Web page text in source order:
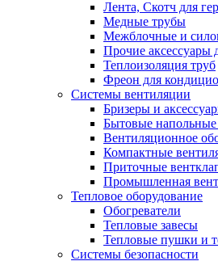
Лента, Скотч для
Медные трубы
Межблочные и
Прочие аксессуары
Теплоизоляция труб
Фреон для
Системы вентиляции
Бризеры и
Бытовые
Вентиляционное
Компактные
Приточные
Промышленная
Тепловое оборудование
Обогреватели
Тепловые завесы
Тепловые пушки и
Системы безопасности